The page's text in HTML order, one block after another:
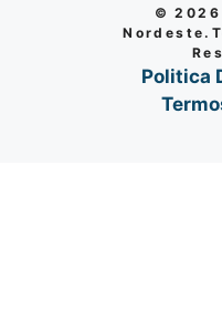
© 2026
Politica